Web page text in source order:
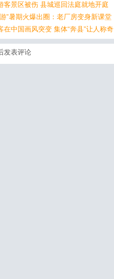
客景区被伤 县城巡回法庭就地开庭
”暑期火爆出圈：老厂房变身新课堂
在中国画风突变 集体“奔县”让人称奇
发表评论